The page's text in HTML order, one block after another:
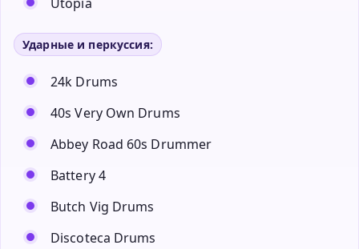
Ударные и перкуссия:
24k Drums
40s Very Own Drums
Abbey Road 60s Drummer
Battery 4
Butch Vig Drums
Discoteca Drums